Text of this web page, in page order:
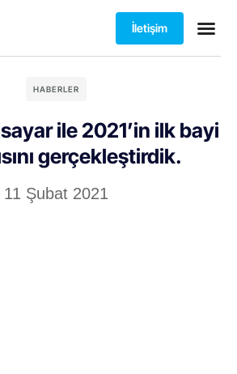
İletişim
HABERLER
ile 2021’in ilk bayi
gerçekleştirdik.
11 Şubat 2021